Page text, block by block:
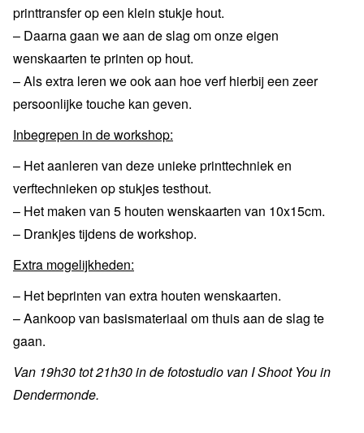
printtransfer op een klein stukje hout.
– Daarna gaan we aan de slag om onze eigen
wenskaarten te printen op hout.
– Als extra leren we ook aan hoe verf hierbij een zeer
persoonlijke touche kan geven.
Inbegrepen in de workshop:
– Het aanleren van deze unieke printtechniek en
verftechnieken op stukjes testhout.
– Het maken van 5 houten wenskaarten van 10x15cm.
– Drankjes tijdens de workshop.
Extra mogelijkheden:
– Het beprinten van extra houten wenskaarten.
– Aankoop van basismateriaal om thuis aan de slag te
gaan.
Van 19h30 tot 21h30 in de fotostudio van I Shoot You in
Dendermonde.